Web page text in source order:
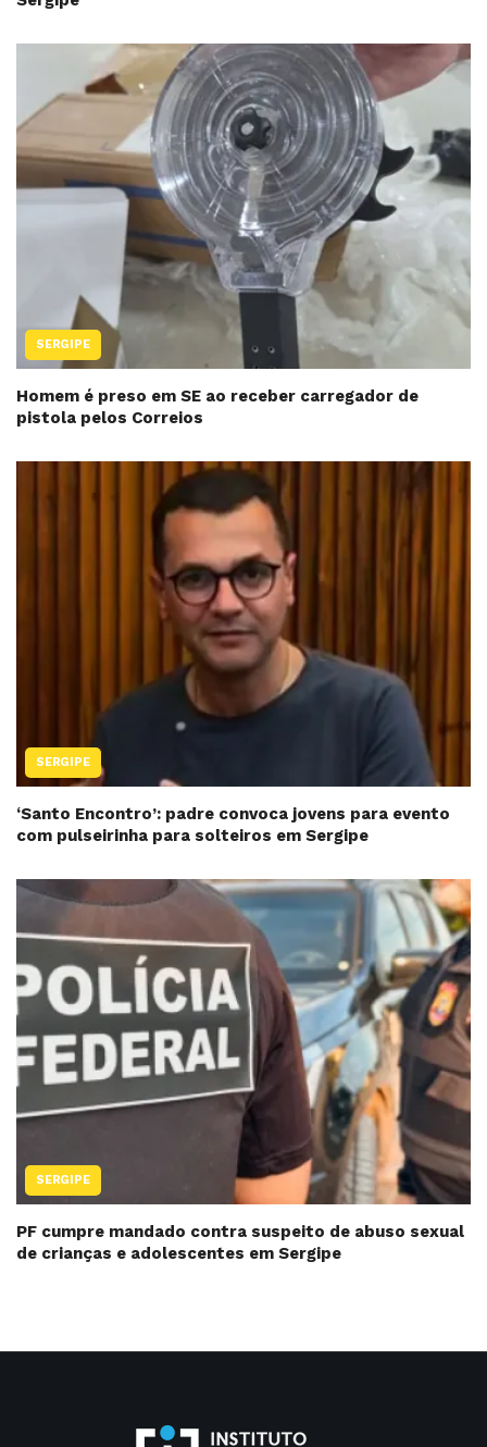
SERGIPE
Homem é preso em SE ao receber carregador de
pistola pelos Correios
SERGIPE
‘Santo Encontro’: padre convoca jovens para evento
com pulseirinha para solteiros em Sergipe
SERGIPE
PF cumpre mandado contra suspeito de abuso sexual
de crianças e adolescentes em Sergipe